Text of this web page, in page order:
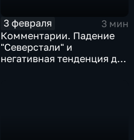
3 февраля
3 мин
Комментарии. Падение
"Северстали" и
негативная тенденция для